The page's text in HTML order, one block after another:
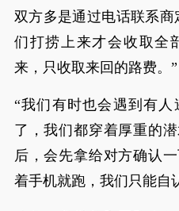
双方多是通过电话联系
们打捞上来才会收取全
来，只收取来回的路费。”
“我们有时也会遇到有
了，我们都穿着厚重的
后，会先拿给对方确认
着手机就跑，我们只能自